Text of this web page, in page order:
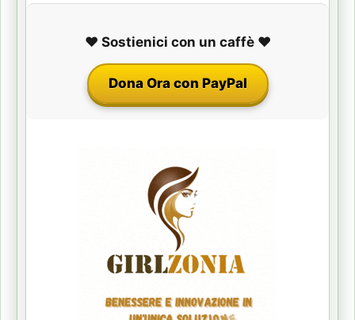
❤️ Sostienici con un caffè ❤️
Dona Ora con PayPal